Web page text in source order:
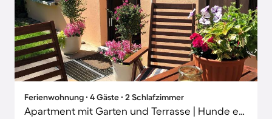
Ferienwohnung ∙ 4 Gäste ∙ 2 Schlafzimmer
Apartment mit Garten und Terrasse | Hunde erlaubt